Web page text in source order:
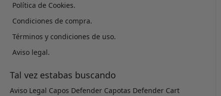
Política de Cookies.
Condiciones de compra.
Términos y condiciones de uso.
Aviso legal.
Tal vez estabas buscando
Aviso Legal Capos Defender Capotas Defender Cart